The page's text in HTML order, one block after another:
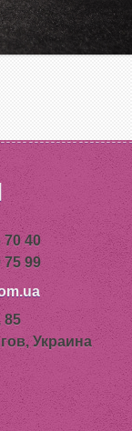
70 40
75 99
85
Украина